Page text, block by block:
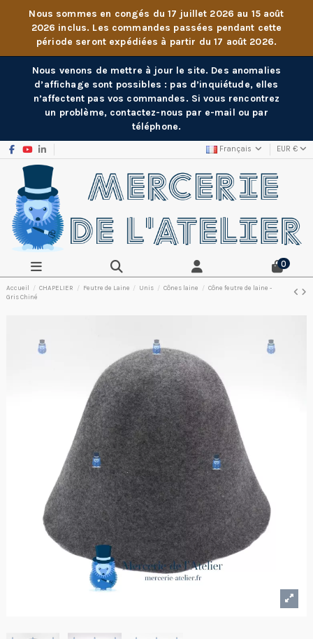
Nous sommes en congés du 17 juillet 2026 au 15 août
2026 inclus. Les commandes passées pendant cette
période seront expédiées à partir du 17 août 2026.
Nous venons de mettre à jour le site. Des anomalies
d’affichage sont possibles : pas d’inquiétude, elles
n’affectent pas vos commandes. Si vous rencontrez
un problème, contactez-nous par e-mail ou par
téléphone.
Français EUR €
0
Accueil CHAPELIER Feutre de Laine Unis Cônes laine
Cône feutre de laine -
Gris Chiné